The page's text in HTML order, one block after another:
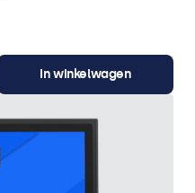
In winkelwagen